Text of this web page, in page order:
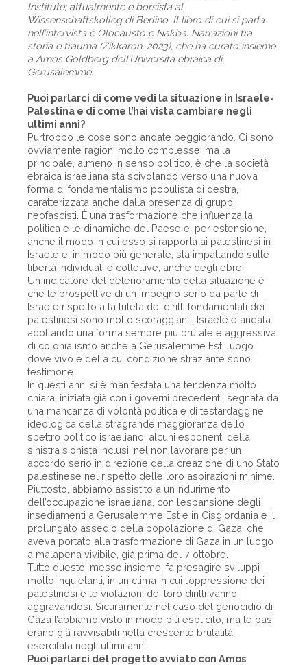
Institute; attualmente è borsista al
Wissenschaftskolleg di Berlino. Il libro di cui si parla
nell’intervista è Olocausto e Nakba. Narrazioni tra
storia e trauma (Zikkaron, 2023), che ha curato insieme
a Amos Goldberg dell’Università ebraica di
Gerusalemme.
Puoi parlarci di come vedi la situazione in Israele-
Palestina e di come l’hai vista cambiare negli
ultimi anni?
Purtroppo le cose sono andate peggiorando. Ci sono
ovviamente ragioni molto complesse, ma la
principale, almeno in senso politico, è che la società
ebraica israeliana sta scivolando verso una nuova
forma di fondamentalismo populista di destra,
caratterizzata anche dalla presenza di gruppi
neofascisti. È una trasformazione che influenza la
politica e le dinamiche del Paese e, per estensione,
anche il modo in cui esso si rapporta ai palestinesi in
Israele e, in modo più generale, sta impattando sulle
libertà individuali e collettive, anche degli ebrei.
Un indicatore del deterioramento della situazione è
che le prospettive di un impegno serio da parte di
Israele rispetto alla tutela dei diritti fondamentali dei
palestinesi sono molto scoraggianti. Israele è andata
adottando una forma sempre più brutale e aggressiva
di colonialismo anche a Gerusalemme Est, luogo
dove vivo e della cui condizione straziante sono
testimone.
In questi anni si è manifestata una tendenza molto
chiara, iniziata già con i governi precedenti, segnata da
una mancanza di volontà politica e di testardaggine
ideologica della stragrande maggioranza dello
spettro politico israeliano, alcuni esponenti della
sinistra sionista inclusi, nel non lavorare per un
accordo serio in direzione della creazione di uno Stato
palestinese nel rispetto delle loro aspirazioni minime.
Piuttosto, abbiamo assistito a un’indurimento
dell’occupazione israeliana, con l’espansione degli
insediamenti a Gerusalemme Est e in Cisgiordania e il
prolungato assedio della popolazione di Gaza, che
aveva portato alla trasformazione di Gaza in un luogo
a malapena vivibile, già prima del 7 ottobre.
Tutto questo, messo insieme, fa presagire sviluppi
molto inquietanti, in un clima in cui l’oppressione dei
palestinesi e le violazioni dei loro diritti vanno
aggravandosi. Sicuramente nel caso del genocidio di
Gaza l’abbiamo visto in modo più esplicito, ma le basi
erano già ravvisabili nella crescente brutalità
esercitata negli ultimi anni.
Puoi parlarci del progetto avviato con Amos